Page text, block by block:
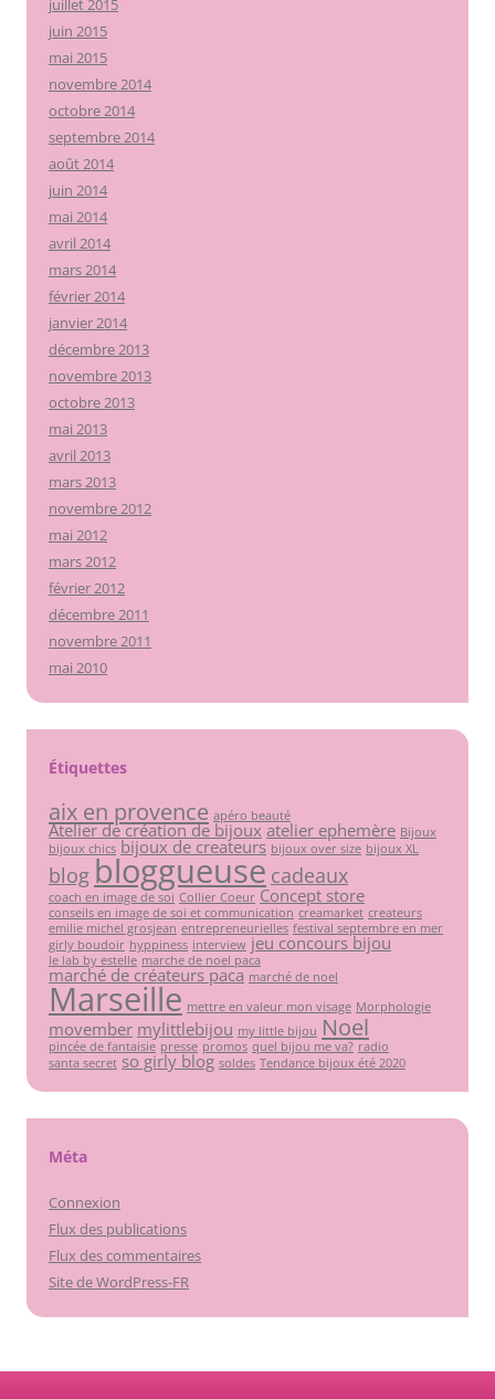
juillet 2015
juin 2015
mai 2015
novembre 2014
octobre 2014
septembre 2014
août 2014
juin 2014
mai 2014
avril 2014
mars 2014
février 2014
janvier 2014
décembre 2013
novembre 2013
octobre 2013
mai 2013
avril 2013
mars 2013
novembre 2012
mai 2012
mars 2012
février 2012
décembre 2011
novembre 2011
mai 2010
Étiquettes
aix en provence apéro beauté
Atelier de création de bijoux atelier ephemère Bijoux
bijoux chics bijoux de createurs bijoux over size bijoux XL
blog bloggueuse cadeaux
coach en image de soi Collier Coeur Concept store
conseils en image de soi et communication creamarket createurs
emilie michel grosjean entrepreneurielles festival septembre en mer
girly boudoir hyppiness interview jeu concours bijou
le lab by estelle marche de noel paca
marché de créateurs paca marché de noel
Marseille mettre en valeur mon visage Morphologie
movember mylittlebijou my little bijou Noel
pincée de fantaisie presse promos quel bijou me va? radio
santa secret so girly blog soldes Tendance bijoux été 2020
Méta
Connexion
Flux des publications
Flux des commentaires
Site de WordPress-FR